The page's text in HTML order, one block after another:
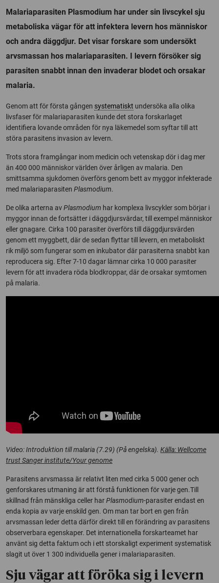
Malariaparasiten Plasmodium har under sin livscykel sju
metaboliska vägar för att infektera levern hos människor
och andra däggdjur. Det visar forskare som undersökt
arvsmassan hos malariaparasiten. I levern försöker sig
parasiten snabbt innan den invaderar blodet och orsakar
malaria.
Genom att för första gången systematiskt undersöka alla olika
livsfaser för malariaparasiten kunde det stora forskarlaget
identifiera lovande områden för nya läkemedel som syftar till att
störa parasitens invasion av levern.
Trots stora framgångar inom medicin och vetenskap dör i dag mer
än 400 000 människor världen över årligen av malaria. Den
smittsamma sjukdomen överförs genom bett av myggor infekterade
med malariaparasiten Plasmodium.
De olika arterna avPlasmodium har komplexa livscykler som börjar i
myggor innan de fortsätter i däggdjursvärdar, till exempel människor
eller gnagare. Cirka 100 parasiter överförs till däggdjursvärden
genom ett myggbett, där de sedan flyttar till levern, en metaboliskt
rik miljö som fungerar som en inkubator där parasiterna snabbt kan
reproducera sig. Efter 7-10 dagar lämnar cirka 10 000 parasiter
levern för att invadera röda blodkroppar, där de orsakar symtomen
på malaria.
Video: Introduktion till malaria (7.29) (På engelska). Källa: Wellcome
trust Sanger institute/Your genome
Parasitens arvsmassa är relativt liten med cirka 5 000 gener och
genforskares utmaning är att förstå funktionen för varje gen.Till
skillnad från mänskliga celler harPlasmodium-parasiter endast en
enda kopia av varje enskild gen. Om man tar bort en gen från
arvsmassan leder detta därför direkt till en förändring av parasitens
observerbara egenskaper. Det internationella forskarteamet har
använt sig detta faktum och i ett storskaligt experiment systematisk
slagit ut över 1 300 individuella gener i malariaparasiten.
Sju vägar att föröka sig i levern